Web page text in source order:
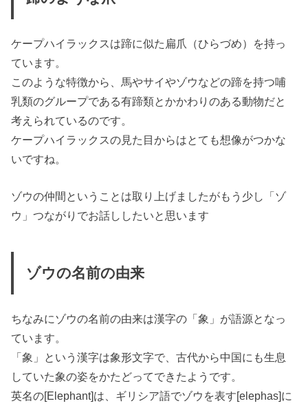
ケープハイラックスは蹄に似た扁爪（ひらづめ）を持っ
ています。
このような特徴から、馬やサイやゾウなどの蹄を持つ哺
乳類のグループである有蹄類とかかわりのある動物だと
考えられているのです。
ケープハイラックスの見た目からはとても想像がつかな
いですね。
ゾウの仲間ということは取り上げましたがもう少し「ゾ
ウ」つながりでお話ししたいと思います
ゾウの名前の由来
ちなみにゾウの名前の由来は漢字の「象」が語源となっ
ています。
「象」という漢字は象形文字で、古代から中国にも生息
していた象の姿をかたどってできたようです。
英名の[Elephant]は、ギリシア語でゾウを表す[elephas]に